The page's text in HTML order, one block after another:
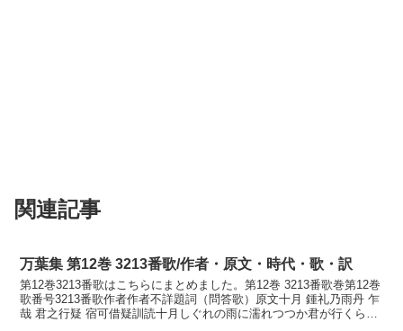
関連記事
万葉集 第12巻 3213番歌/作者・原文・時代・歌・訳
第12巻3213番歌はこちらにまとめました。第12巻 3213番歌巻第12巻
歌番号3213番歌作者作者不詳題詞（問答歌）原文十月 鍾礼乃雨丹 乍
哉 君之行疑 宿可借疑訓読十月しぐれの雨に濡れつつか君が行くらむ